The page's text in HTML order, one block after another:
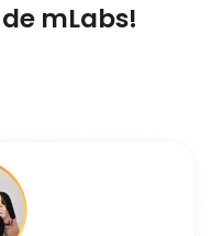
mLabs!